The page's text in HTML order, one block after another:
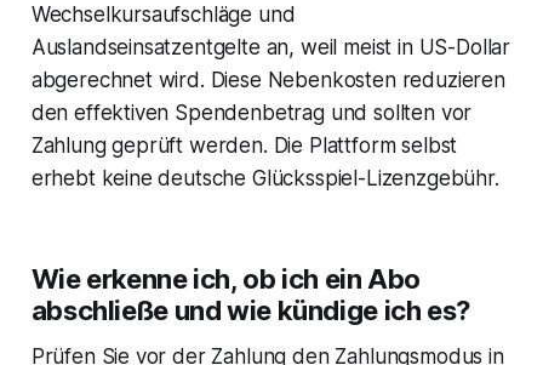
Wechselkursaufschläge und
Auslandseinsatzentgelte an, weil meist in US-Dollar
abgerechnet wird. Diese Nebenkosten reduzieren
den effektiven Spendenbetrag und sollten vor
Zahlung geprüft werden. Die Plattform selbst
erhebt keine deutsche Glücksspiel-Lizenzgebühr.
Wie erkenne ich, ob ich ein Abo
abschließe und wie kündige ich es?
Prüfen Sie vor der Zahlung den Zahlungsmodus in